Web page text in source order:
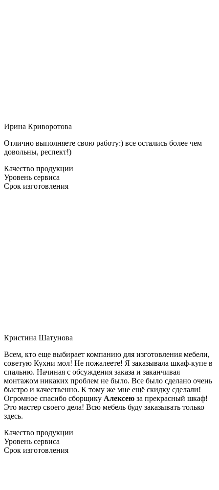
Ирина Криворотова
Отлично выполняете свою работу:) все остались более чем
довольны, респект!)
Качество продукции
Уровень сервиса
Срок изготовления
Кристина Шатунова
Всем, кто еще выбирает компанию для изготовления мебели,
советую Кухни мол! Не пожалеете! Я заказывала шкаф-купе в
спальню. Начиная с обсуждения заказа и заканчивая
монтажом никаких проблем не было. Все было сделано очень
быстро и качественно. К тому же мне ещё скидку сделали!
Огромное спасибо сборщику Алексею за прекрасный шкаф!
Это мастер своего дела! Всю мебель буду заказывать только
здесь.
Качество продукции
Уровень сервиса
Срок изготовления